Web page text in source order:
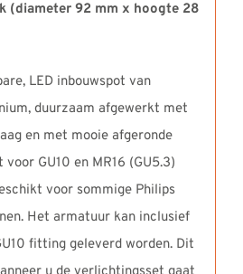
(diameter 92 mm x hoogte 28
LED inbouwspot van
duurzaam afgewerkt met
en met mooie afgeronde
GU10 en MR16 (GU5.3)
voor sommige Philips
Het armatuur kan inclusief
fitting geleverd worden. Dit